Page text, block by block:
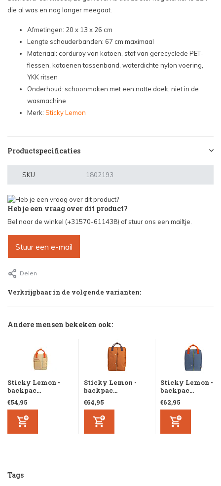
die al was en nog langer meegaat.
Afmetingen: 20 x 13 x 26 cm
Lengte schouderbanden: 67 cm maximaal
Materiaal: corduroy van katoen, stof van gerecyclede PET-
flessen, katoenen tassenband, waterdichte nylon voering,
YKK ritsen
Onderhoud: schoonmaken met een natte doek, niet in de
wasmachine
Merk: Sticky Lemon
Productspecificaties
SKU 1802193
Heb je een vraag over dit product?
Bel naar de winkel (+31570-611438) of stuur ons een mailtje.
Stuur een e-mail
Delen
Verkrijgbaar in de volgende varianten:
Andere mensen bekeken ook:
Sticky Lemon -
backpac...
€54,95
Sticky Lemon -
backpac...
€64,95
Sticky Lemon -
backpac...
€62,95
Tags